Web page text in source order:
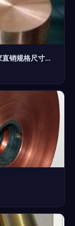
上海供应上海益励 h96铜合金现货供应厂家直销规格尺寸全价格 中国供应商